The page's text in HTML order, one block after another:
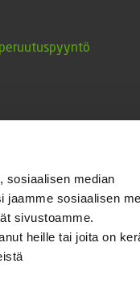
sosiaalisen median
jaamme sosiaalisen
sivustoamme.
heille tai joita on